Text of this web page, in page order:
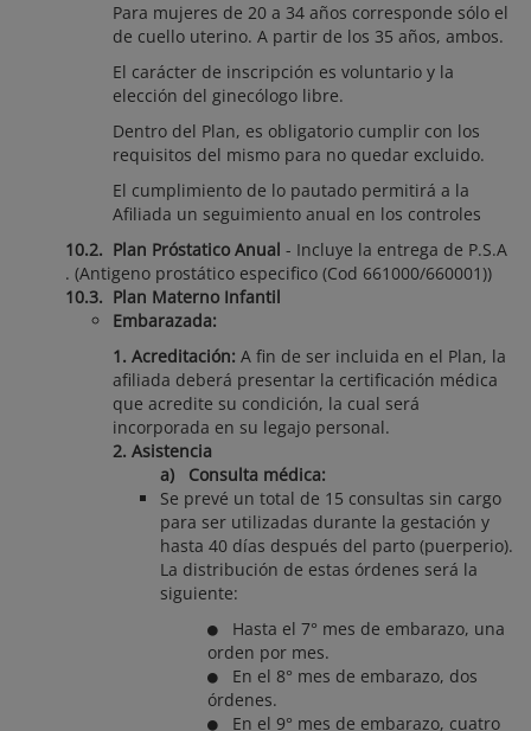
Para mujeres de 20 a 34 años corresponde sólo el
de cuello uterino. A partir de los 35 años, ambos.
El carácter de inscripción es voluntario y la
elección del ginecólogo libre.
Dentro del Plan, es obligatorio cumplir con los
requisitos del mismo para no quedar excluido.
El cumplimiento de lo pautado permitirá a la
Afiliada un seguimiento anual en los controles
10.2. Plan Próstatico Anual - Incluye la entrega de P.S.A
. (Antigeno prostático especifico (Cod 661000/660001))
10.3. Plan Materno Infantil
Embarazada:
1. Acreditación: A fin de ser incluida en el Plan, la
afiliada deberá presentar la certificación médica
que acredite su condición, la cual será
incorporada en su legajo personal.
2. Asistencia
a) Consulta médica:
Se prevé un total de 15 consultas sin cargo
para ser utilizadas durante la gestación y
hasta 40 días después del parto (puerperio).
La distribución de estas órdenes será la
siguiente:
Hasta el 7° mes de embarazo, una
orden por mes.
En el 8° mes de embarazo, dos
órdenes.
En el 9° mes de embarazo, cuatro